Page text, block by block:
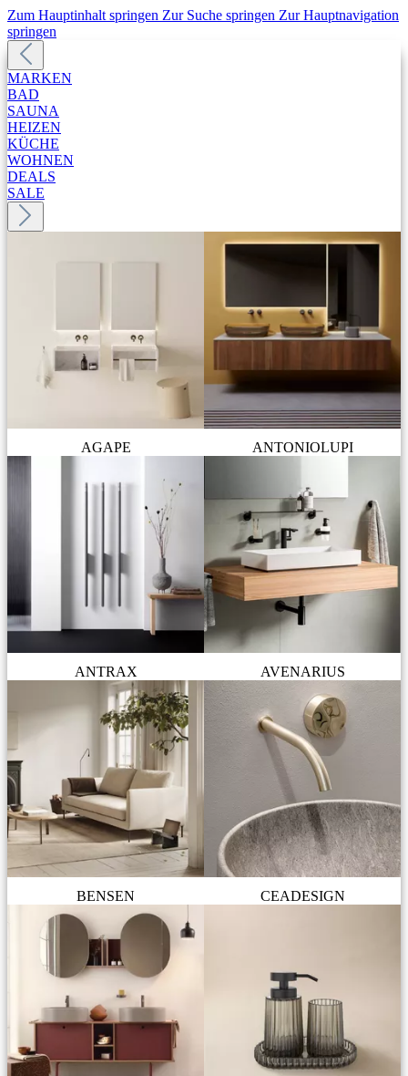
Zum Hauptinhalt springen Zur Suche springen Zur Hauptnavigation
springen
MARKEN
BAD
SAUNA
HEIZEN
KÜCHE
WOHNEN
DEALS
SALE
AGAPE ANTONIOLUPI
ANTRAX AVENARIUS
BENSEN CEADESIGN